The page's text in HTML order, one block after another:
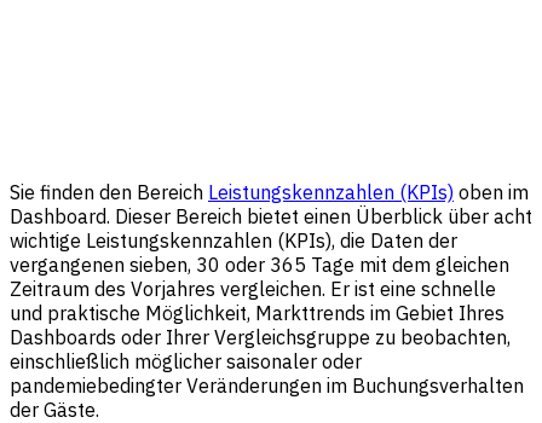
Sie finden den Bereich Leistungskennzahlen (KPIs) oben im
Dashboard. Dieser Bereich bietet einen Überblick über acht
wichtige Leistungskennzahlen (KPIs), die Daten der
vergangenen sieben, 30 oder 365 Tage mit dem gleichen
Zeitraum des Vorjahres vergleichen. Er ist eine schnelle
und praktische Möglichkeit, Markttrends im Gebiet Ihres
Dashboards oder Ihrer Vergleichsgruppe zu beobachten,
einschließlich möglicher saisonaler oder
pandemiebedingter Veränderungen im Buchungsverhalten
der Gäste.